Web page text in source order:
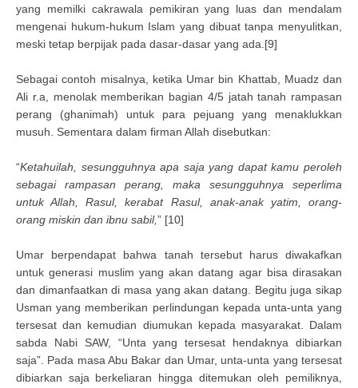
yang memilki cakrawala pemikiran yang luas dan mendalam
mengenai hukum-hukum Islam yang dibuat tanpa menyulitkan,
meski tetap berpijak pada dasar-dasar yang ada.[9]
Sebagai contoh misalnya, ketika Umar bin Khattab, Muadz dan
Ali r.a, menolak memberikan bagian 4/5 jatah tanah rampasan
perang (ghanimah) untuk para pejuang yang menaklukkan
musuh. Sementara dalam firman Allah disebutkan:
“Ketahuilah, sesungguhnya apa saja yang dapat kamu peroleh
sebagai rampasan perang, maka sesungguhnya seperlima
untuk Allah, Rasul, kerabat Rasul, anak-anak yatim, orang-
orang miskin dan ibnu sabil,” [10]
Umar berpendapat bahwa tanah tersebut harus diwakafkan
untuk generasi muslim yang akan datang agar bisa dirasakan
dan dimanfaatkan di masa yang akan datang. Begitu juga sikap
Usman yang memberikan perlindungan kepada unta-unta yang
tersesat dan kemudian diumukan kepada masyarakat. Dalam
sabda Nabi SAW, “Unta yang tersesat hendaknya dibiarkan
saja”. Pada masa Abu Bakar dan Umar, unta-unta yang tersesat
dibiarkan saja berkeliaran hingga ditemukan oleh pemiliknya,